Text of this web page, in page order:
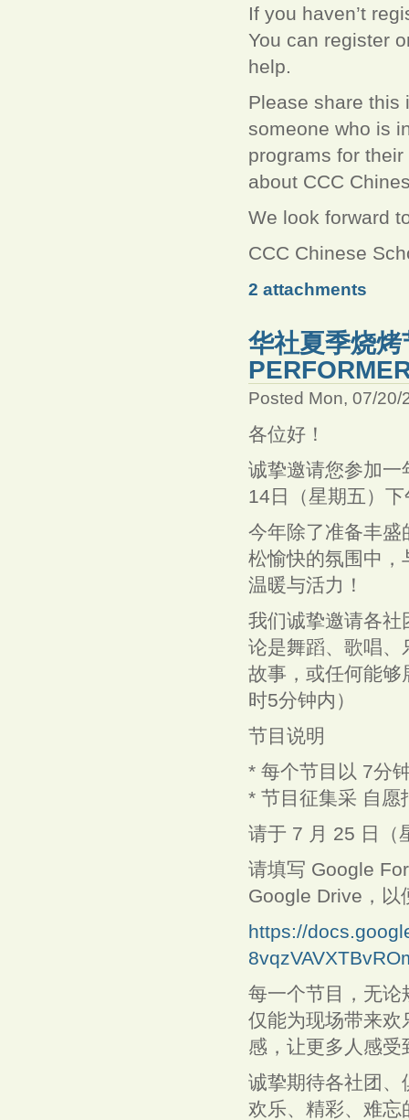
If you haven’t
You can register
help.
Please share this
someone who is
programs for
about CCC
We look forward
CCC Chinese
2 attachments
华社夏季烧
Posted Mon, 07/20/
各位好！
诚挚邀请您参加
14日（星期五）
今年除了准备丰盛
松愉快的氛围中，
温暖与活力！
我们诚挚邀请各社
论是舞蹈、歌唱、
故事，或任何能够
时5分钟内）
节目说明
* 每个节目以 7分
* 节目征集采 自愿
请于 7 月 25 日（
请填写 Google
Google Drive，以
https://
每一个节目，无论
仅能为现场带来欢
感，让更多人感
诚挚期待各社团、
欢乐、精彩、难忘